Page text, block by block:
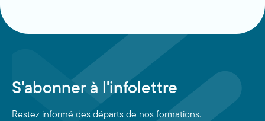
S'abonner à l'infolettre
Restez informé des départs de nos formations.